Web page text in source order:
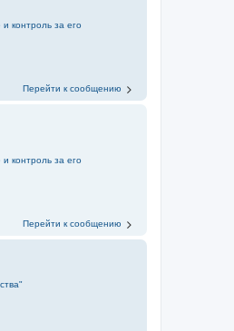
контроль за его
Перейти к сообщению
контроль за его
Перейти к сообщению